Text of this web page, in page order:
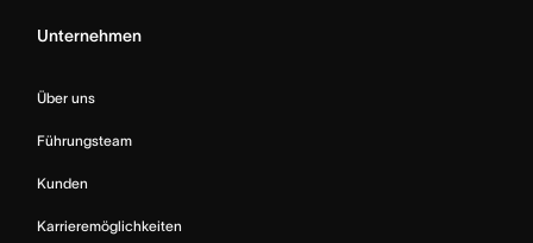
Unternehmen
Über uns
Führungsteam
Kunden
Karrieremöglichkeiten